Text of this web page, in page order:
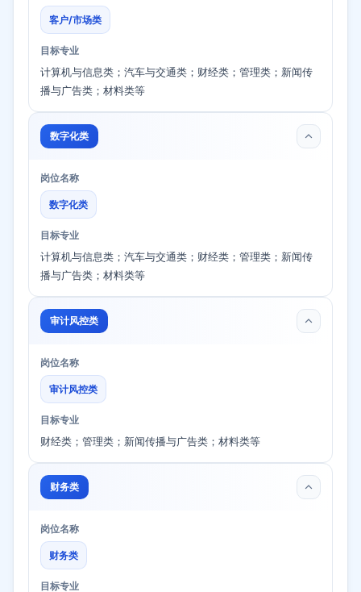
客户/市场类
目标专业
计算机与信息类；汽车与交通类；财经类；管理类；新闻传
播与广告类；材料类等
数字化类
岗位名称
数字化类
目标专业
计算机与信息类；汽车与交通类；财经类；管理类；新闻传
播与广告类；材料类等
审计风控类
岗位名称
审计风控类
目标专业
财经类；管理类；新闻传播与广告类；材料类等
财务类
岗位名称
财务类
目标专业